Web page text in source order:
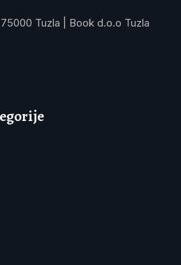
Tuzla | Book d.o.o Tuzla